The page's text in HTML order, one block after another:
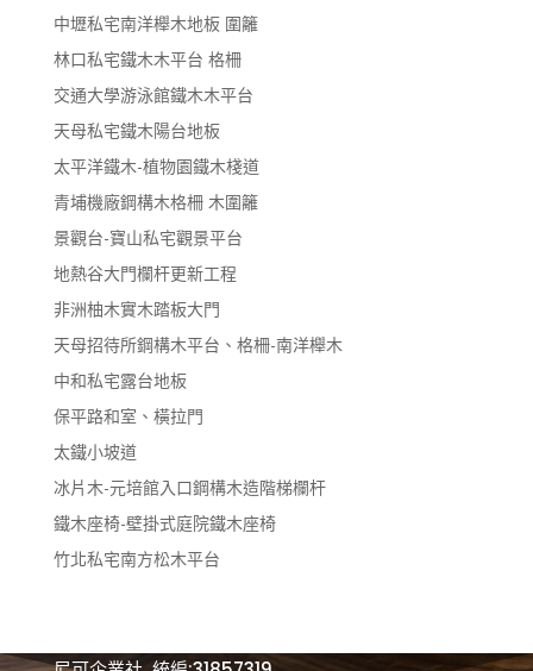
中壢私宅南洋櫸木地板 圍籬
林口私宅鐵木木平台 格柵
交通大學游泳館鐵木木平台
天母私宅鐵木陽台地板
太平洋鐵木-植物園鐵木棧道
青埔機廠鋼構木格柵 木圍籬
景觀台-寶山私宅觀景平台
地熱谷大門欄杆更新工程
非洲柚木實木踏板大門
天母招待所鋼構木平台、格柵-南洋櫸木
中和私宅露台地板
保平路和室、橫拉門
太鐵小坡道
冰片木-元培館入口鋼構木造階梯欄杆
鐵木座椅-壁掛式庭院鐵木座椅
竹北私宅南方松木平台